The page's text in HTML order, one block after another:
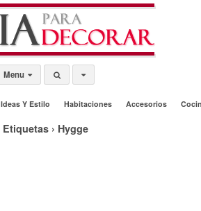
Menu
Ideas Y Estilo Habitaciones Accesorios
Etiquetas › Hygge